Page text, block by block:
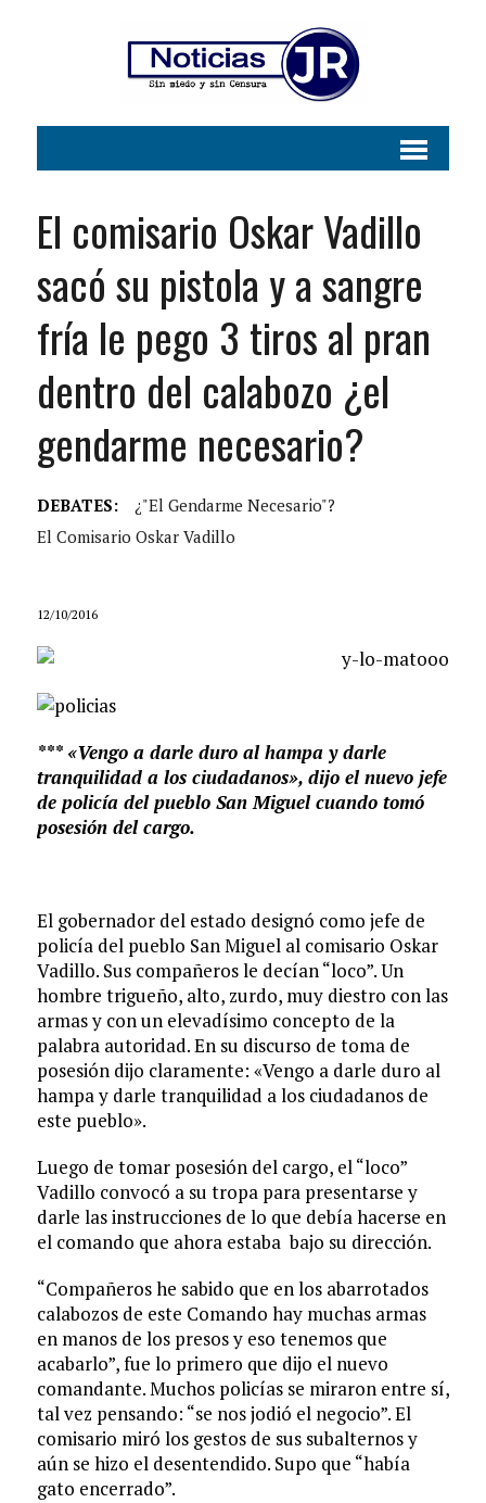
El comisario Oskar Vadillo
sacó su pistola y a sangre
fría le pego 3 tiros al pran
dentro del calabozo ¿el
gendarme necesario?
DEBATES:
¿"el Gendarme Necesario"?
El Comisario Oskar Vadillo
12/10/2016
*** «Vengo a darle duro al hampa y darle
tranquilidad a los ciudadanos», dijo el nuevo jefe
de policía del pueblo San Miguel cuando tomó
posesión del cargo.
El gobernador del estado designó como jefe de
policía del pueblo San Miguel al comisario Oskar
Vadillo. Sus compañeros le decían “loco”. Un
hombre trigueño, alto, zurdo, muy diestro con las
armas y con un elevadísimo concepto de la
palabra autoridad. En su discurso de toma de
posesión dijo claramente: «Vengo a darle duro al
hampa y darle tranquilidad a los ciudadanos de
este pueblo».
Luego de tomar posesión del cargo, el “loco”
Vadillo convocó a su tropa para presentarse y
darle las instrucciones de lo que debía hacerse en
el comando que ahora estaba bajo su dirección.
“Compañeros he sabido que en los abarrotados
calabozos de este Comando hay muchas armas
en manos de los presos y eso tenemos que
acabarlo”, fue lo primero que dijo el nuevo
comandante. Muchos policías se miraron entre sí,
tal vez pensando: “se nos jodió el negocio”. El
comisario miró los gestos de sus subalternos y
aún se hizo el desentendido. Supo que “había
gato encerrado”.